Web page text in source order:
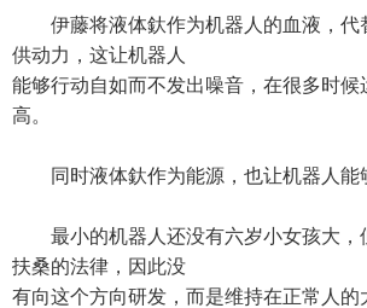
伊藤将液体釱作为机器人的血液，代
供动力，这让机器人
能够行动自如而不发出噪音，在很多时候
高。
同时液体釱作为能源，也让机器人能
最小的机器人还没有六岁小女孩大，
扶桑的法律，因此没
有向这个方向研发，而是维持在正常人的